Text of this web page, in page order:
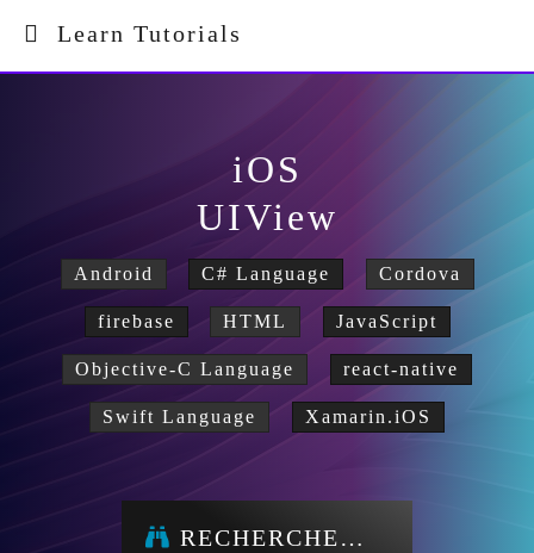
Learn Tutorials
iOS
UIView
Android C# Language Cordova
firebase HTML JavaScript
Objective-C Language react-native
Swift Language Xamarin.iOS
RECHERCHE…